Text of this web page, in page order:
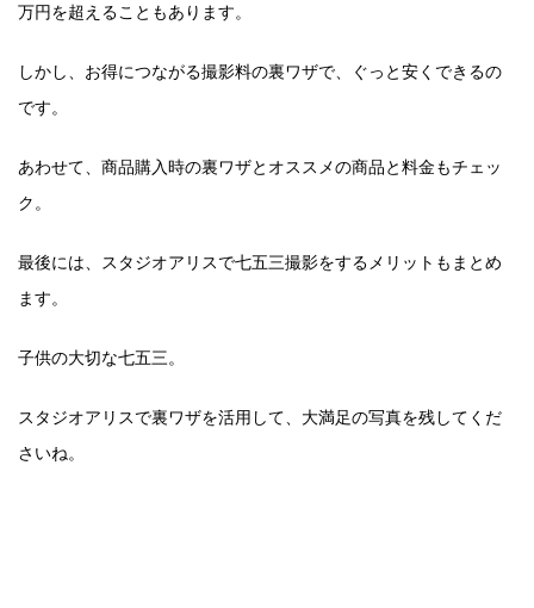
万円を超えることもあります。
しかし、お得につながる撮影料の裏ワザで、ぐっと安くできるの
です。
あわせて、商品購入時の裏ワザとオススメの商品と料金もチェッ
ク。
最後には、スタジオアリスで七五三撮影をするメリットもまとめ
ます。
子供の大切な七五三。
スタジオアリスで裏ワザを活用して、大満足の写真を残してくだ
さいね。